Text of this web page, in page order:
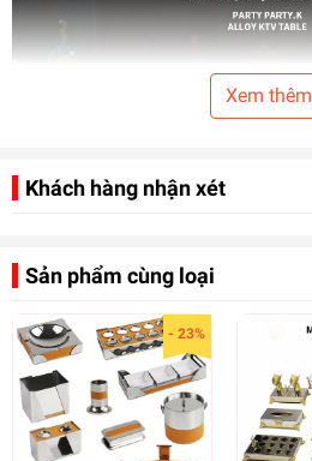
Xem thêm
Khách hàng nhận xét
Sản phẩm cùng loại
- 23%